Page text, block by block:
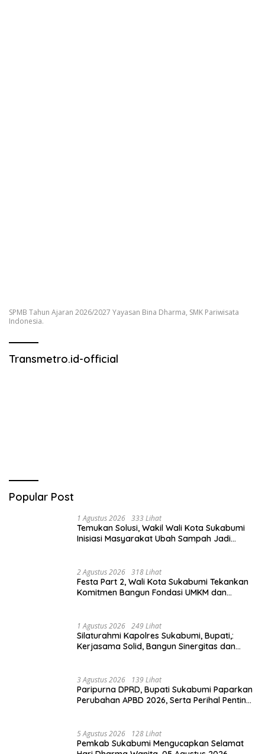
SPMB Tahun Ajaran 2026/2027 Yayasan Bina Dharma, SMK Pariwisata
Indonesia.
Transmetro.id-official
Popular Post
1 Agustus 2026 333 Lihat
Temukan Solusi, Wakil Wali Kota Sukabumi
Inisiasi Masyarakat Ubah Sampah Jadi
2 Agustus 2026 318 Lihat
Festa Part 2, Wali Kota Sukabumi Tekankan
Komitmen Bangun Fondasi UMKM dan
1 Agustus 2026 249 Lihat
Silaturahmi Kapolres Sukabumi, Bupati,:
Kerjasama Solid, Bangun Sinergitas dan
3 Agustus 2026 139 Lihat
Paripurna DPRD, Bupati Sukabumi Paparkan
Perubahan APBD 2026, Serta Perihal Penting
5 Agustus 2026 128 Lihat
Pemkab Sukabumi Mengucapkan Selamat